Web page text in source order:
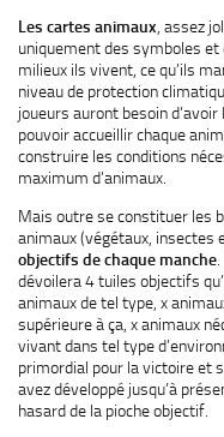
Les cartes animaux, assez
uniquement des symboles
milieux ils vivent, ce qu’ils
niveau de protection
joueurs auront besoin
pouvoir accueillir chaque
construire les conditions
maximum d’animaux.
Mais outre se constituer les
animaux (végétaux, insectes
objectifs de chaque manche
dévoilera 4 tuiles objectifs
animaux de tel type, x
supérieure à ça, x animaux
vivant dans tel type
primordial pour la victoire et
avez développé jusqu’à
hasard de la pioche objectif.